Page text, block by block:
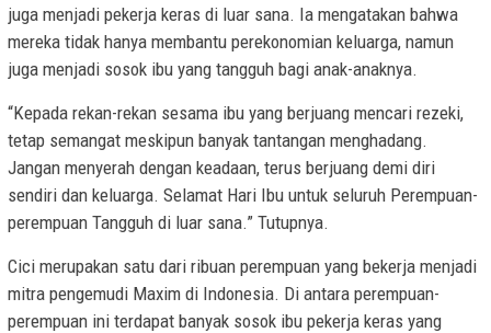
juga menjadi pekerja keras di luar sana. Ia mengatakan bahwa
mereka tidak hanya membantu perekonomian keluarga, namun
juga menjadi sosok ibu yang tangguh bagi anak-anaknya.
“Kepada rekan-rekan sesama ibu yang berjuang mencari rezeki,
tetap semangat meskipun banyak tantangan menghadang.
Jangan menyerah dengan keadaan, terus berjuang demi diri
sendiri dan keluarga. Selamat Hari Ibu untuk seluruh Perempuan-
perempuan Tangguh di luar sana.” Tutupnya.
Cici merupakan satu dari ribuan perempuan yang bekerja menjadi
mitra pengemudi Maxim di Indonesia. Di antara perempuan-
perempuan ini terdapat banyak sosok ibu pekerja keras yang